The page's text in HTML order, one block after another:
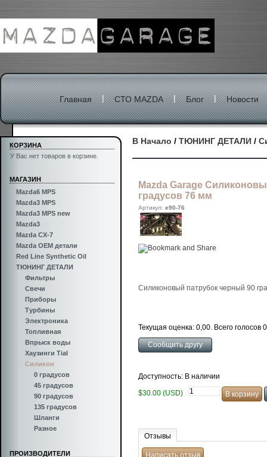
Главная | СТО MAZDA | Блог | Новости
КОРЗИНА
У Вас нет товаров в корзине.
МАГАЗИН
Mazda6 MPS
Mazda3 MPS
Mazda3 MPS new
Mazda3
Mazda CX-7
Mazda OEM детали
Red Line Synthetic Oil
ТЮНИНГ ДЕТАЛИ
Фильтры
Свечи
Приборы
Турбины
Электроника
Топливная
Впрыск воды
Хаузинги Tial
Силикон
0 градусов
45 градусов
90 градусов
135 градусов
Шланги
Разное
ПРОИЗВОДИТЕЛИ
В Начало / ТЮНИНГ ДЕТАЛИ /
Mazda Garage
градусов 76 мм
Артикул: e90-76
Силиконовый патрубок черный 90
Текущая оценка: 0,00. Всего голосов
Доступность: В наличии
$30.00 (USD)
Отзывы